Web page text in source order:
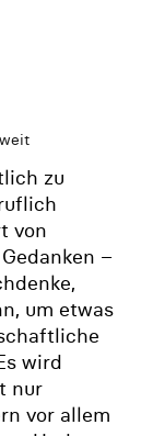
zu
von
–
um etwas
wird
nur
vor allem